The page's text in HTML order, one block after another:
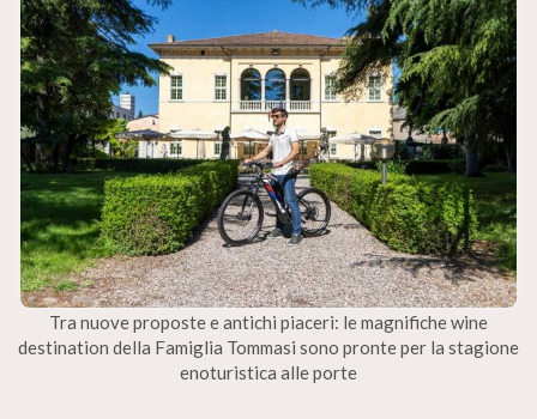
Tra nuove proposte e antichi piaceri: le magnifiche wine
destination della Famiglia Tommasi sono pronte per la stagione
enoturistica alle porte